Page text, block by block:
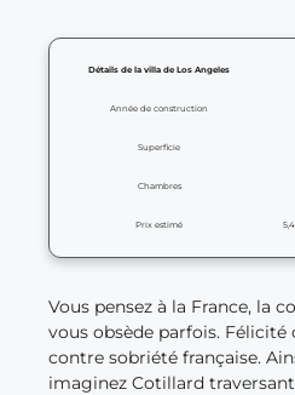
Détails de la villa de Los Angeles
Année de construction
Superficie
Chambres
Prix estimé
Vous pensez à la France, la
vous obsède parfois. Félicité
contre sobriété française.
imaginez Cotillard